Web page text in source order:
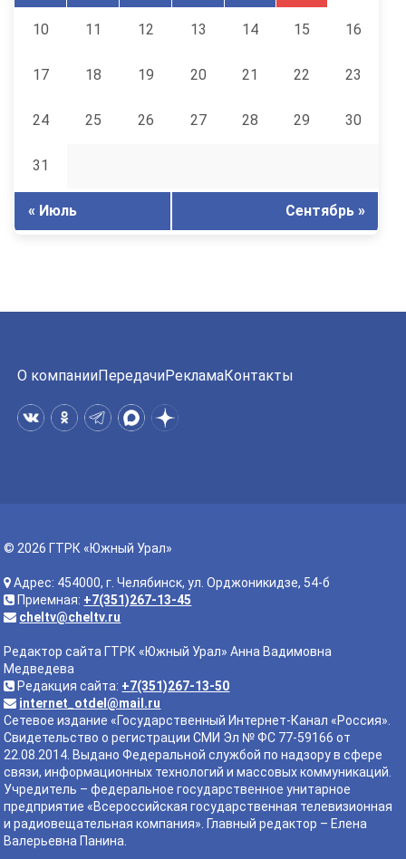
10 11 12 13 14 15 16
17 18 19 20 21 22 23
24 25 26 27 28 29 30
31
« Июль Сентябрь »
О компанииПередачиРекламаКонтакты
© 2026 ГТРК «Южный Урал»
Адрес: 454000, г. Челябинск, ул. Орджоникидзе, 54-б
Приемная: +7(351)267-13-45
cheltv@cheltv.ru
Редактор сайта ГТРК «Южный Урал» Анна Вадимовна
Медведева
Редакция сайта: +7(351)267-13-50
internet_otdel@mail.ru
Сетевое издание «Государственный Интернет-Канал «Россия».
Свидетельство о регистрации СМИ Эл № ФС 77-59166 от
22.08.2014. Выдано Федеральной службой по надзору в сфере
связи, информационных технологий и массовых коммуникаций.
Учредитель – федеральное государственное унитарное
предприятие «Всероссийская государственная телевизионная
и радиовещательная компания». Главный редактор – Елена
Валерьевна Панина.